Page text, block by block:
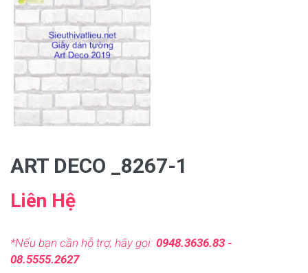
ART DECO _8267-1
Liên Hệ
*Nếu bạn cần hỗ trợ, hãy gọi: 0948.3636.83 -
08.5555.2627